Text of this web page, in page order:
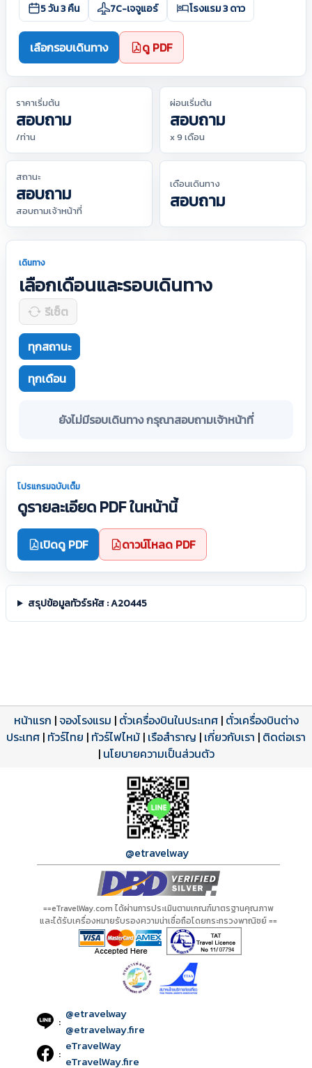
5 วัน 3 คืน 7C-เจจูแอร์ โรงแรม 3 ดาว
เลือกรอบเดินทาง ดู PDF
ราคาเริ่มต้น
สอบถาม
/ท่าน
ผ่อนเริ่มต้น
สอบถาม
x 9 เดือน
สถานะ
สอบถาม
สอบถามเจ้าหน้าที่
เดือนเดินทาง
สอบถาม
เดินทาง
เลือกเดือนและรอบเดินทาง
รีเซ็ต
ทุกสถานะ
ทุกเดือน
ยังไม่มีรอบเดินทาง กรุณาสอบถามเจ้าหน้าที่
โปรแกรมฉบับเต็ม
ดูรายละเอียด PDF ในหน้านี้
เปิดดู PDF ดาวน์โหลด PDF
สรุปข้อมูลทัวร์รหัส : A20445
โปรแกรมทัวร์
ดาวน์โหลด PDF
รีวิวลูกค้าจริง
รีวิวจาก eTravelWay
เปิดหน้าเต็ม
ใบอนุญาตนำเที่ยว
เลขที่ 11/11450
เปิดหน้าเต็ม
หน้าแรก |จองโรงแรม | ตั๋วเครื่องบินในประเทศ| ตั๋วเครื่องบินต่าง
ประเทศ | ทัวร์ไทย | ทัวร์ไฟไหม้ | เรือสำราญ | เกี่ยวกับเรา | ติดต่อเรา
| นโยบายความเป็นส่วนตัว
@etravelway
==eTravelWay.com ได้ผ่านการประเมินตามเกณฑ์มาตรฐานคุณภาพ
และได้รับเครื่องหมายรับรองความน่าเชื่อถือโดยกระทรวงพาณิชย์ ==
: @etravelway
@etravelway.fire
: eTravelWay
eTravelWay.fire